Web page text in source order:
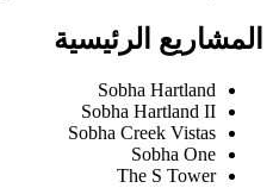
المشاريع الرئيسية
Sobha Hartland
Sobha Hartland II
Sobha Creek Vistas
Sobha One
The S Tower